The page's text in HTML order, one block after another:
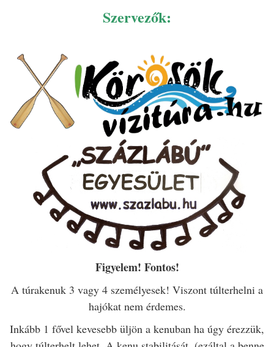
Szervezők:
Figyelem! Fontos!
A túrakenuk 3 vagy 4 személyesek! Viszont túlterhelni a
hajókat nem érdemes.
Inkább 1 fővel kevesebb üljön a kenuban ha úgy érezzük,